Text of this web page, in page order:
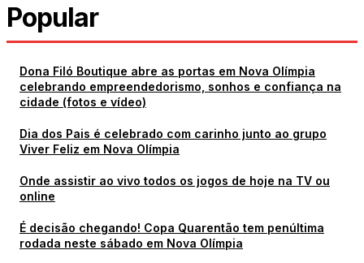
Popular
Dona Filó Boutique abre as portas em Nova Olímpia
celebrando empreendedorismo, sonhos e confiança na
cidade (fotos e vídeo)
Dia dos Pais é celebrado com carinho junto ao grupo
Viver Feliz em Nova Olímpia
Onde assistir ao vivo todos os jogos de hoje na TV ou
online
É decisão chegando! Copa Quarentão tem penúltima
rodada neste sábado em Nova Olímpia